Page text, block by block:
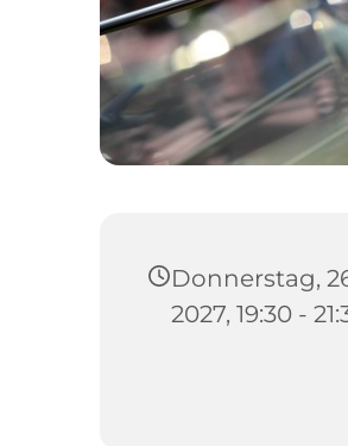
Donnerstag,
2027, 19:30 -